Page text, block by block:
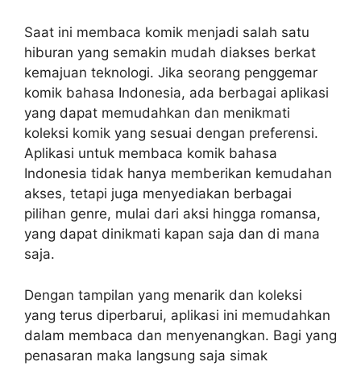
Saat ini membaca komik menjadi salah satu
hiburan yang semakin mudah diakses berkat
kemajuan teknologi. Jika seorang penggemar
komik bahasa Indonesia, ada berbagai aplikasi
yang dapat memudahkan dan menikmati
koleksi komik yang sesuai dengan preferensi.
Aplikasi untuk membaca komik bahasa
Indonesia tidak hanya memberikan kemudahan
akses, tetapi juga menyediakan berbagai
pilihan genre, mulai dari aksi hingga romansa,
yang dapat dinikmati kapan saja dan di mana
saja.
Dengan tampilan yang menarik dan koleksi
yang terus diperbarui, aplikasi ini memudahkan
dalam membaca dan menyenangkan. Bagi yang
penasaran maka langsung saja simak